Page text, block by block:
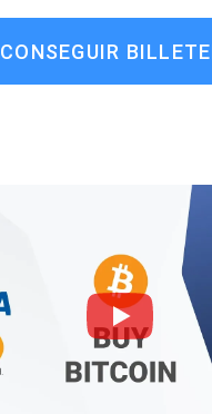
CONSEGUIR